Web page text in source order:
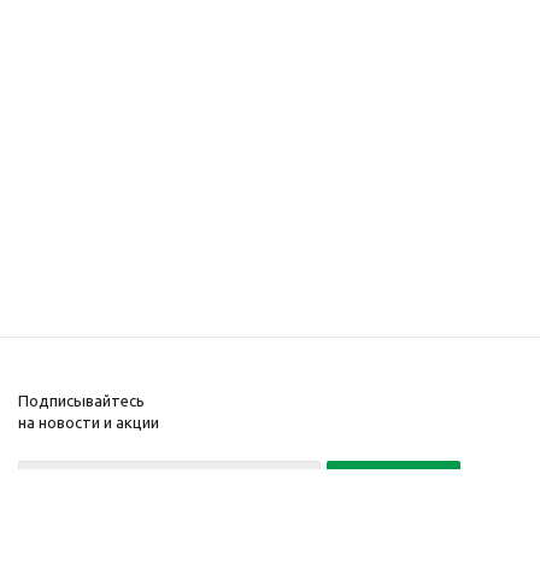
Подписывайтесь
на новости и акции